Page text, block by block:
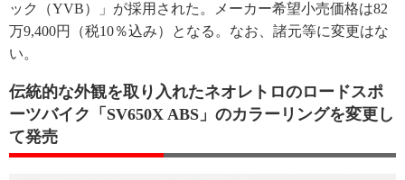
ック（YVB）」が採用された。メーカー希望小売価格は82
万9,400円（税10％込み）となる。なお、諸元等に変更はな
い。
伝統的な外観を取り入れたネオレトロのロードスポ
ーツバイク「SV650X ABS」のカラーリングを変更し
て発売